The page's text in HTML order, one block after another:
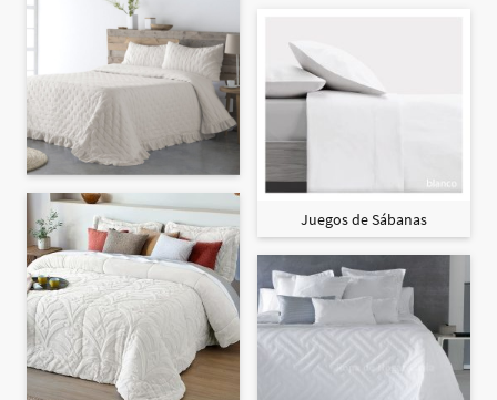
Juegos de Sábanas